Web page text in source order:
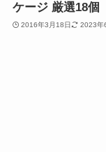
ケージ 厳選18個
2016年3月18日 2023年